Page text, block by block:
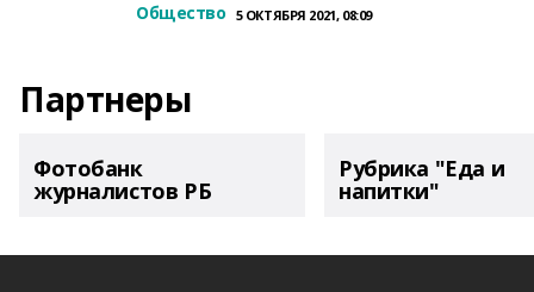
Общество 5 ОКТЯБРЯ 2021, 08:09
Партнеры
Фотобанк
журналистов РБ
Рубрика "Еда и
напитки"